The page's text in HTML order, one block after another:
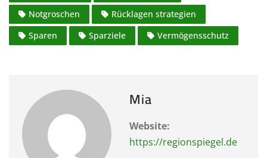
Notgroschen
Rücklagen strategien
Sparen
Sparziele Vermögensschutz
Mia
Website:
https://regionspiegel.de